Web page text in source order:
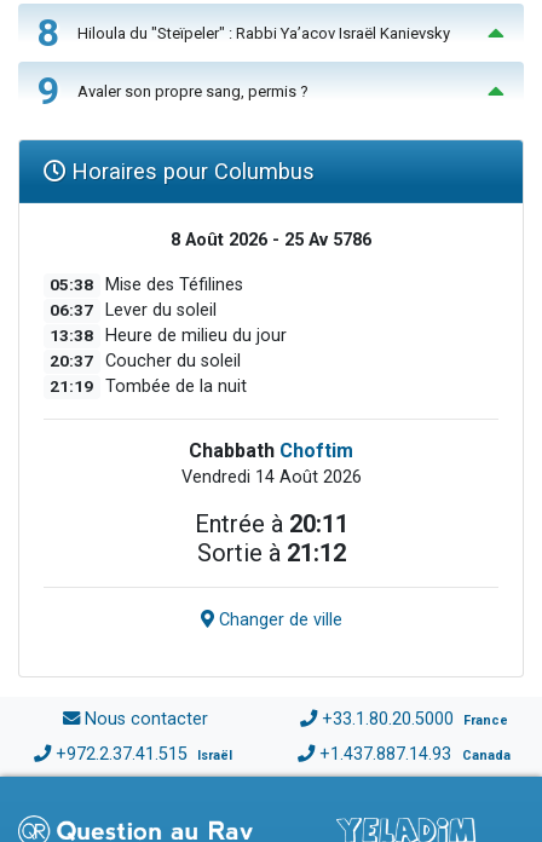
8 Hiloula du "Steïpeler" : Rabbi Ya’acov Israël Kanievsky
9 Avaler son propre sang, permis ?
Horaires pour Columbus
8 Août 2026 - 25 Av 5786
05:38 Mise des Téfilines
06:37 Lever du soleil
13:38 Heure de milieu du jour
20:37 Coucher du soleil
21:19 Tombée de la nuit
Chabbath Choftim
Vendredi 14 Août 2026
Entrée à 20:11
Sortie à 21:12
Changer de ville
Nous contacter +33.1.80.20.5000 France
+972.2.37.41.515 Israël +1.437.887.14.93 Canada